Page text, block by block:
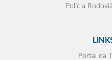
Polícia
Portal da